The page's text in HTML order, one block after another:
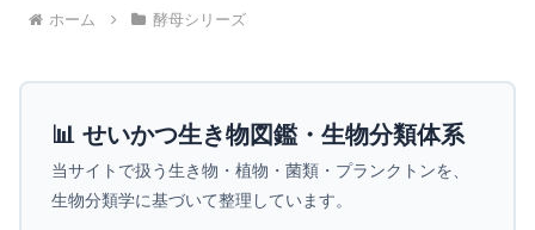
ホーム 酵母シリーズ
📊 せいかつ生き物図鑑・生物分類体系
当サイトで扱う生き物・植物・菌類・プランクトンを、
生物分類学に基づいて整理しています。